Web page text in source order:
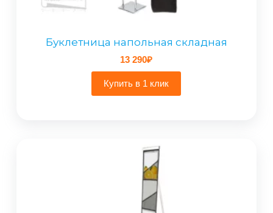
Буклетница напольная складная
13 290₽
Купить в 1 клик